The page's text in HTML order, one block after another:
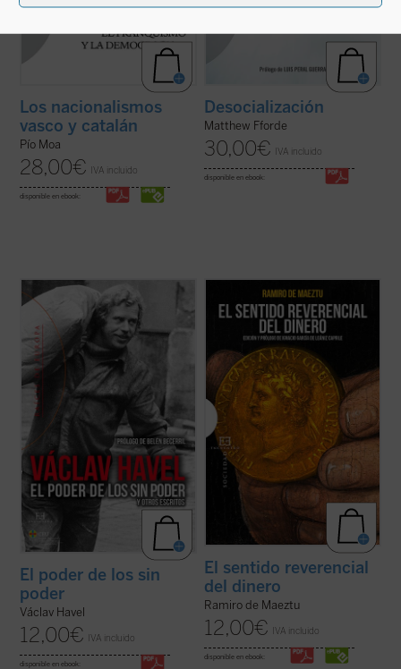
Los nacionalismos
vasco y catalán
Pío Moa
28,00€ IVA incluido
disponible en ebook:
Desocialización
Matthew Fforde
30,00€ IVA incluido
disponible en ebook:
El poder de los sin poder
es una de las
obras más importantes de Václav Havel
(1936-2011), un ensayo que constituyó un
verdadero grito de libertad en los años
setenta y que pronto se convertiría en un
manifiesto de la disidencia en ...
El poder de los sin
poder
Václav Havel
12,00€ IVA incluido
disponible en ebook:
Pocas veces hallará el lector una obra tan
sorprendentemente oportuna y
esclarecedora para nuestras actuales
circunstancias económico-financieras y
morales como ésta de Ramiro de Maeztu.
Oportuna, al interrogarnos forzosamente
por las causas ... (ver ficha)
El sentido reverencial
del dinero
Ramiro de Maeztu
12,00€ IVA incluido
disponible en ebook: